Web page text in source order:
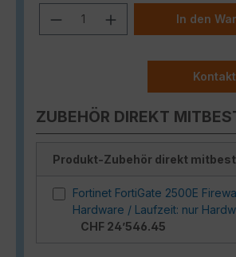
Produkt Anzahl: Gib
In den
ZUBEHÖR DIREKT
Produkt-Zubehör direkt
Fortinet FortiGate 2500E
Hardware / Laufzeit: nur
CHF 24’546.45